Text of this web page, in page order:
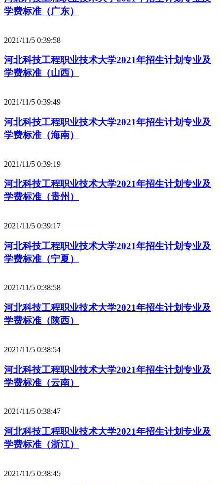
学费标准（广东）
2021/11/5 0:39:58
河北科技工程职业技术大学2021年招生计划专业及
学费标准（山西）
2021/11/5 0:39:49
河北科技工程职业技术大学2021年招生计划专业及
学费标准（海南）
2021/11/5 0:39:19
河北科技工程职业技术大学2021年招生计划专业及
学费标准（贵州）
2021/11/5 0:39:17
河北科技工程职业技术大学2021年招生计划专业及
学费标准（宁夏）
2021/11/5 0:38:58
河北科技工程职业技术大学2021年招生计划专业及
学费标准（陕西）
2021/11/5 0:38:54
河北科技工程职业技术大学2021年招生计划专业及
学费标准（云南）
2021/11/5 0:38:47
河北科技工程职业技术大学2021年招生计划专业及
学费标准（浙江）
2021/11/5 0:38:45